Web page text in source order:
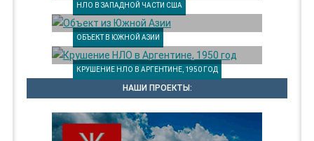
НЛО В ЗАПАДНОЙ ЧАСТИ США
ОБЪЕКТ В ЮЖНОЙ АЗИИ
КРУШЕНИЕ НЛО В АРГЕНТИНЕ, 1950 ГОД
НАШИ ПРОЕКТЫ: